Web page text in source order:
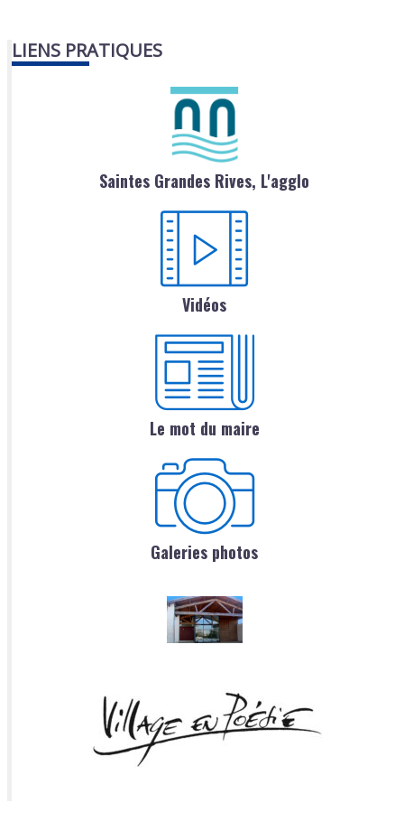
LIENS PRATIQUES
Saintes Grandes Rives, L'agglo
Vidéos
Le mot du maire
Galeries photos